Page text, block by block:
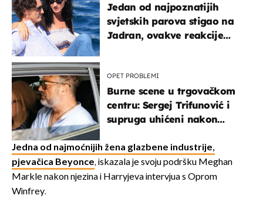
Jedan od najpoznatijih
svjetskih parova stigao na
Jadran, ovakve reakcije
OPET PROBLEMI
Burne scene u trgovačkom
centru: Sergej Trifunović i
supruga uhićeni nakon
Jedna od najmoćnijih žena glazbene industrije,
pjevačica Beyonce, iskazala je svoju podršku Meghan
Markle nakon njezina i Harryjeva intervjua s Oprom
Winfrey.